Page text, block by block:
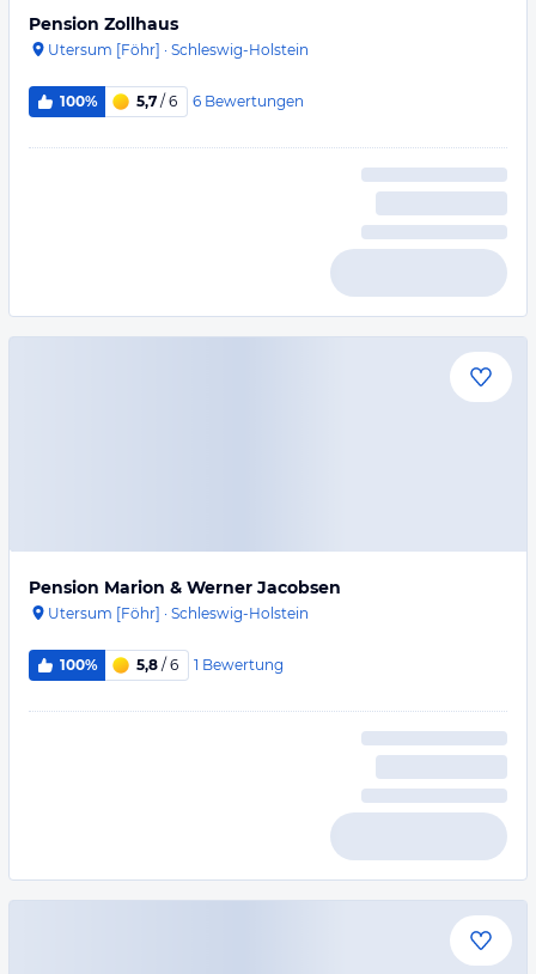
Pension Zollhaus
Utersum [Föhr] · Schleswig-Holstein
100% 5,7 / 6 6 Bewertungen
Pension Marion & Werner Jacobsen
Utersum [Föhr] · Schleswig-Holstein
100% 5,8 / 6 1 Bewertung